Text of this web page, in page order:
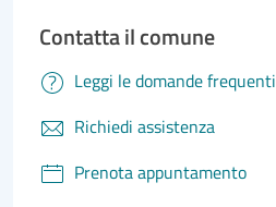
Contatta il comune
Leggi le domande frequenti
Richiedi assistenza
Prenota appuntamento